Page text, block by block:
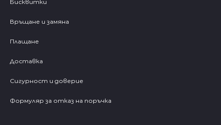
Бисквитки
Връщане и замяна
Плащане
Доставка
Сигурност и доверие
Формуляр за отказ на поръчка